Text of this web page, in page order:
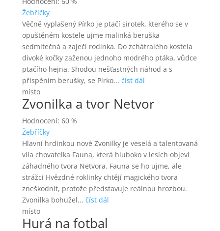
Žebříčky
Věčně vyplašený Pírko je ptačí sirotek, kterého se v
opuštěném kostele ujme malinká beruška
sedmitečná a zaječí rodinka. Do zchátralého kostela
divoké kočky zaženou jednoho modrého ptáka, vůdce
ptačího hejna. Shodou nešťastných náhod a s
přispěním berušky, se Pírko... číst dál
místo
Zvonilka a tvor Netvor
Hodnocení: 60 %
Žebříčky
Hlavní hrdinkou nové Zvonilky je veselá a talentovaná
víla chovatelka Fauna, která hluboko v lesích objeví
záhadného tvora Netvora. Fauna se ho ujme, ale
strážci Hvězdné roklinky chtějí magického tvora
zneškodnit, protože představuje reálnou hrozbou.
Zvonilka bohužel... číst dál
místo
Hurá na fotbal